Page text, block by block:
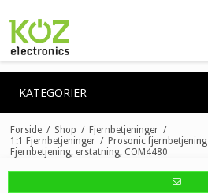
KATEGORIER
Forside / Shop / Fjernbetjeninger /
1:1 Fjernbetjeninger / Prosonic fjernbetjening
Fjernbetjening, erstatning, COM4480